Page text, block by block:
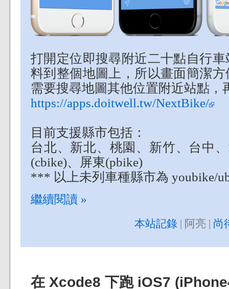
打開定位即搜尋附近二十點自行
料到整個地圖上，所以畫面簡潔
需要搜尋地圖其他位置附近站點，
https://apps.doitwell.tw/NextBike/
目前支援縣市包括：
台北、新北、桃園、新竹、台中
(cbike)、屏東(pbike)
*** 以上未列車種縣市為 youbike/
繼續閱讀 »
本站記錄 | 阿亮 | 尚
在 Xcode8 下跑 iOS7